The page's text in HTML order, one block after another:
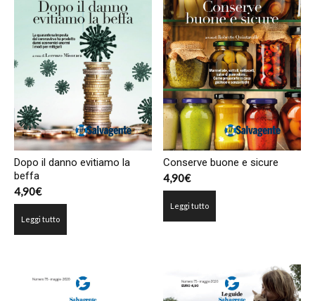
Dopo il danno evitiamo la
beffa
4,90€
Leggi tutto
Conserve buone e sicure
4,90€
Leggi tutto